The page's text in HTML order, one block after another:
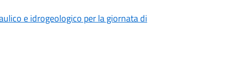
e idrogeologico per la giornata di